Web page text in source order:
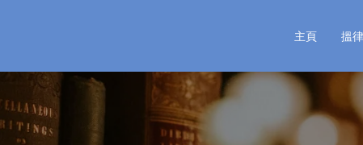
主頁 搵